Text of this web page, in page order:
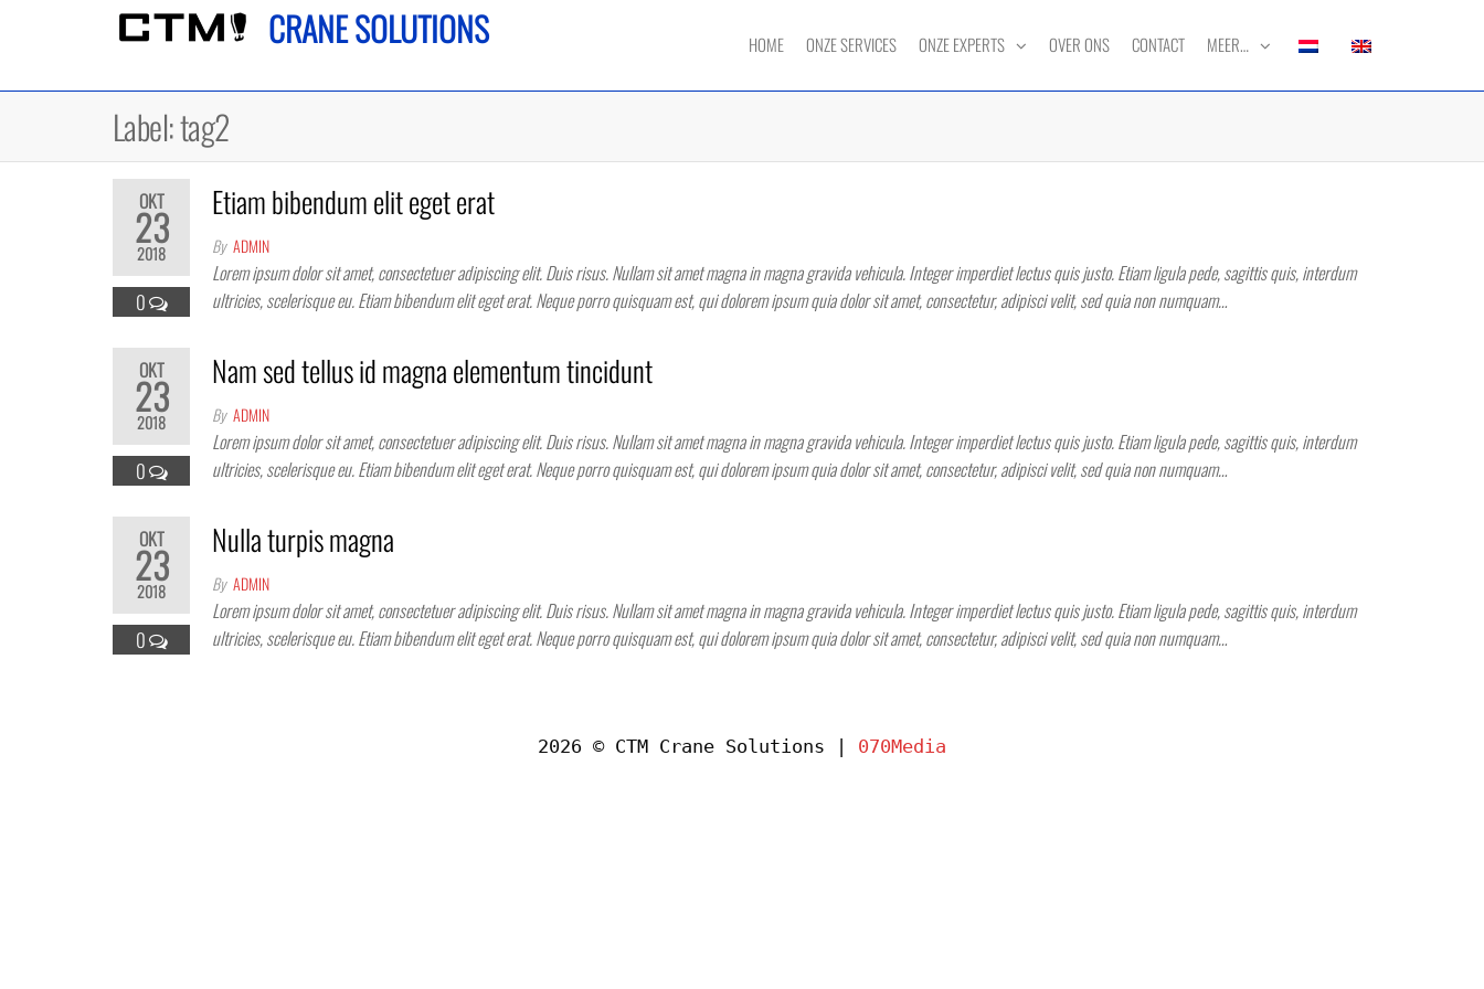
CRANE SOLUTIONS HOME ONZE SERVICES ONZE EXPERTS OVER ONS CONTACT MEER…
Label:tag2
OKT
23
2018
0
Etiam bibendum elit eget erat
By ADMIN
Lorem ipsum dolor sit amet, consectetuer adipiscing elit. Duis risus. Nullam sit amet magna in magna gravida vehicula. Integer imperdiet lectus quis justo. Etiam ligula pede, sagittis quis, interdum
ultricies, scelerisque eu. Etiam bibendum elit eget erat. Neque porro quisquam est, qui dolorem ipsum quia dolor sit amet, consectetur, adipisci velit, sed quia non numquam…
OKT
23
2018
0
Nam sed tellus id magna elementum tincidunt
By ADMIN
Lorem ipsum dolor sit amet, consectetuer adipiscing elit. Duis risus. Nullam sit amet magna in magna gravida vehicula. Integer imperdiet lectus quis justo. Etiam ligula pede, sagittis quis, interdum
ultricies, scelerisque eu. Etiam bibendum elit eget erat. Neque porro quisquam est, qui dolorem ipsum quia dolor sit amet, consectetur, adipisci velit, sed quia non numquam…
OKT
23
2018
0
Nulla turpis magna
By ADMIN
Lorem ipsum dolor sit amet, consectetuer adipiscing elit. Duis risus. Nullam sit amet magna in magna gravida vehicula. Integer imperdiet lectus quis justo. Etiam ligula pede, sagittis quis, interdum
ultricies, scelerisque eu. Etiam bibendum elit eget erat. Neque porro quisquam est, qui dolorem ipsum quia dolor sit amet, consectetur, adipisci velit, sed quia non numquam…
2026 © CTM Crane Solutions | 070Media